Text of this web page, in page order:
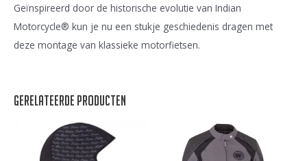
Geïnspireerd door de historische evolutie van Indian
Motorcycle® kun je nu een stukje geschiedenis dragen met
deze montage van klassieke motorfietsen.
Gerelateerde producten